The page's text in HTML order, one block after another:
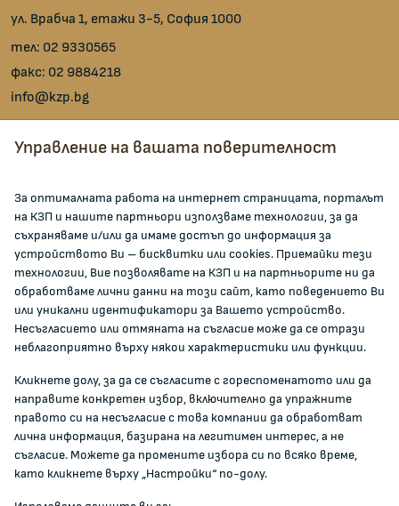
ул. Врабча 1, етажи 3-5, София 1000
тел: 02 9330565
факс: 02 9884218
info@kzp.bg
Всички контакти
ЗА КОМИСИЯТА
За КЗП
Кои сме ние
Кариери
Документи и други актове
Информация
Полезни връзки
ЖАЛБИ И РЕГИСТРИ
Управление на вашата поверителност
За оптималната работа на интернет страницата, порталът
на КЗП и нашите партньори използваме технологии, за да
съхраняваме и/или да имаме достъп до информация за
устройството Ви – бисквитки или cookies. Приемайки тези
технологии, Вие позволявате на КЗП и на партньорите ни да
обработваме лични данни на този сайт, като поведението Ви
или уникални идентификатори за Вашето устройство.
Несъгласието или отмяната на съгласие може да се отрази
неблагоприятно върху някои характеристики или функции.
Кликнете долу, за да се съгласите с гореспоменатото или да
направите конкретен избор, включително да упражните
правото си на несъгласие с това компании да обработват
лична информация, базирана на легитимен интерес, а не
съгласие. Можете да промените избора си по всяко време,
като кликнете върху „Настройки“ по-долу.